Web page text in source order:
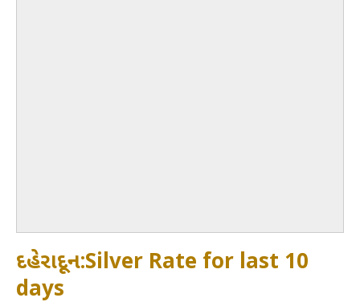
દહેરાદૂન:Silver Rate for last 10
days